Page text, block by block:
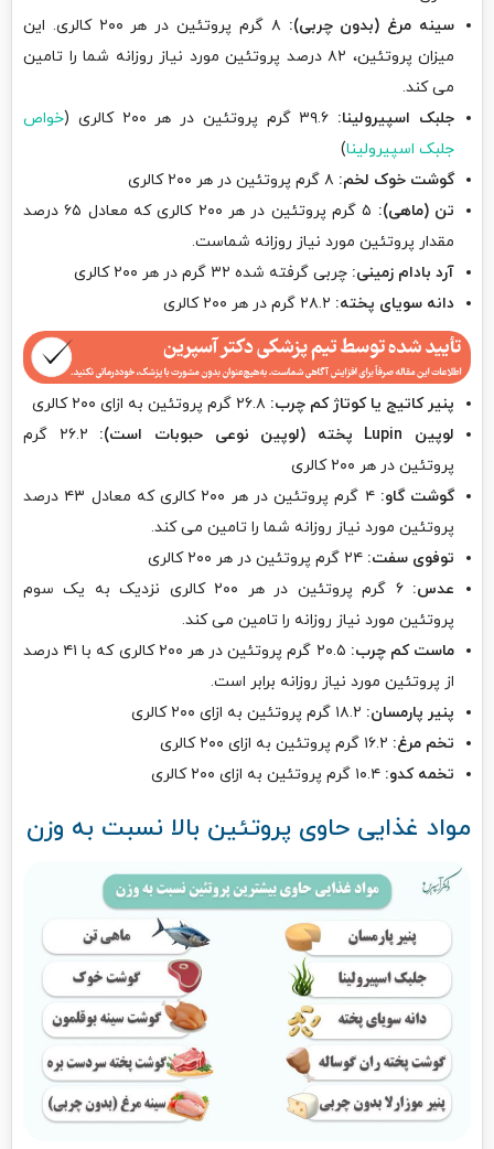
سینه مرغ (بدون چربی):
۸ گرم پروتئین در هر ۲۰۰ کالری. این
میزان پروتئین، ۸۲ درصد پروتئین مورد نیاز روزانه شما را تامین
می کند.
جلبک اسپیرولینا:
خواص
جلبک اسپیرولینا)
گوشت خوک لخم:
تن (ماهی):
۵ گرم پروتئین در هر ۲۰۰ کالری که معادل ۶۵ درصد
مقدار پروتئین مورد نیاز روزانه شماست.
آرد بادام زمینی: چربی گرفته شده ۳۲ گرم در هر ۲۰۰ کالری
دانه سویای پخته:
پنیر کاتیج یا کوتاژ کم چرب:
لوپین Lupin پخته (لوپین نوعی حبوبات است):
۲۶.۲ گرم
پروتئین در هر ۲۰۰ کالری
گوشت گاو:
۴ گرم پروتئین در هر ۲۰۰ کالری که معادل ۴۳ درصد
پروتئین مورد نیاز روزانه شما را تامین می کند.
توفوی سفت:
عدس:
۶ گرم پروتئین در هر ۲۰۰ کالری نزدیک به یک سوم
پروتئین مورد نیاز روزانه را تامین می کند.
ماست کم چرب:
۲۰.۵ گرم پروتئین در هر ۲۰۰ کالری که با ۴۱ درصد
از پروتئین مورد نیاز روزانه برابر است.
پنیر پارمسان:
تخم مرغ:
تخمه کدو:
مواد غذایی حاوی پروتئین بالا نسبت به وزن